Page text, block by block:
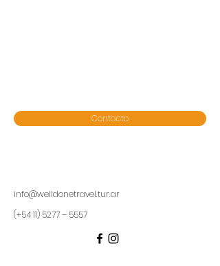
Contacto
info@welldonetravel.tur.ar
(+54 11) 5277 – 5557